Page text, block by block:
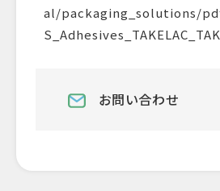
al/packaging_solutions/
お問い合わせ